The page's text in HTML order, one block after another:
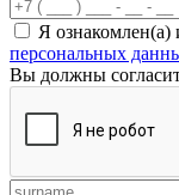
Я
персональных
Вы должны